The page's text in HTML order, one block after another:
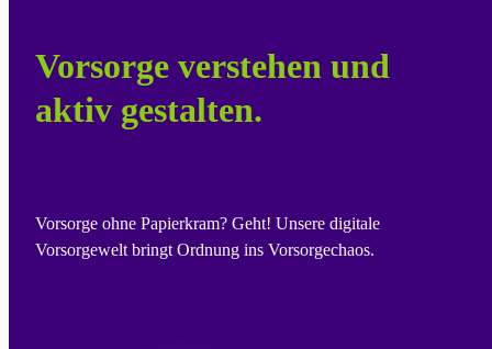
Vorsorge verstehen und
aktiv gestalten.
Vorsorge ohne Papierkram? Geht! Unsere digitale
Vorsorgewelt bringt Ordnung ins Vorsorgechaos.